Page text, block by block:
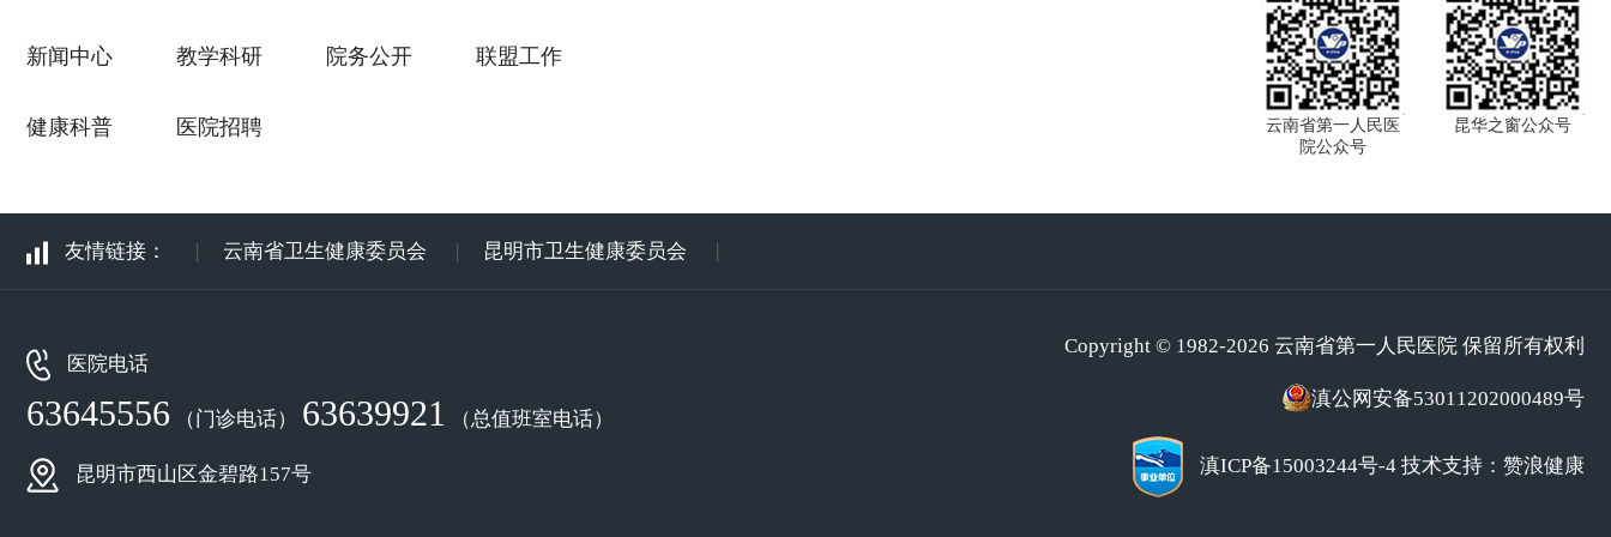
新闻中心 教学科研 院务公开 联盟工作
健康科普 医院招聘
云南省第一人民医
院公众号
昆华之窗公众号
友情链接： | 云南省卫生健康委员会 | 昆明市卫生健康委员会 |
医院电话
63645556 （门诊电话） 63639921 （总值班室电话）
昆明市西山区金碧路157号
Copyright © 1982-2026 云南省第一人民医院 保留所有权利
滇公网安备53011202000489号
滇ICP备15003244号-4 技术支持：赞浪健康